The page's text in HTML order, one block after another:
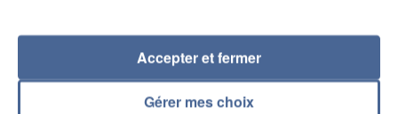
LES FRANÇAIS, FANS DE LA FLEMME
Gérer mes choix
Accepter et fermer